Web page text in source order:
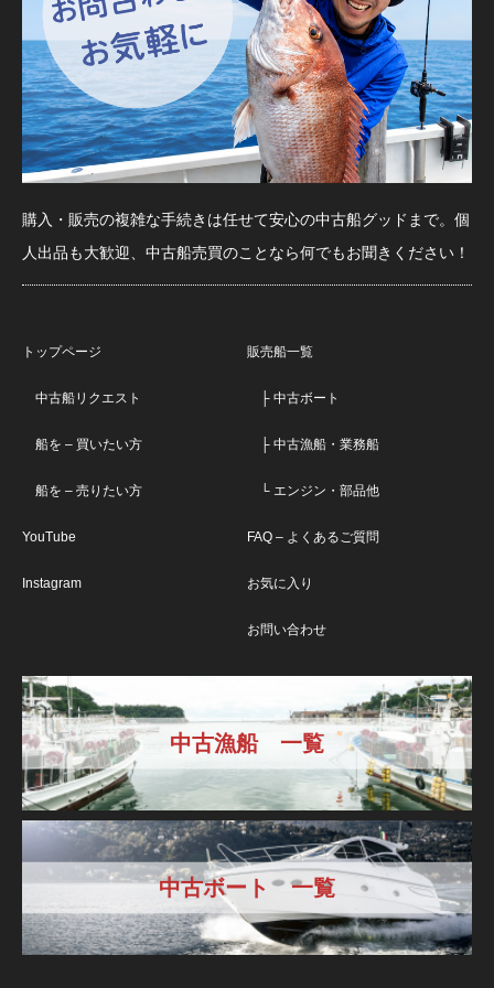
購入・販売の複雑な手続きは任せて安心の中古船グッドまで。個
人出品も大歓迎、中古船売買のことなら何でもお聞きください！
トップページ
中古船リクエスト
船を – 買いたい方
船を – 売りたい方
YouTube
Instagram
販売船一覧
├ 中古ボート
├ 中古漁船・業務船
└ エンジン・部品他
FAQ – よくあるご質問
お気に入り
お問い合わせ
中古漁船 一覧
中古ボート 一覧